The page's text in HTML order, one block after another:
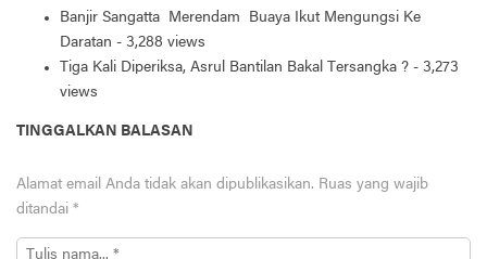
Banjir Sangatta Merendam Buaya Ikut Mengungsi Ke
Daratan - 3,288 views
Tiga Kali Diperiksa, Asrul Bantilan Bakal Tersangka ? - 3,273
views
TINGGALKAN BALASAN
Alamat email Anda tidak akan dipublikasikan. Ruas yang wajib
ditandai *